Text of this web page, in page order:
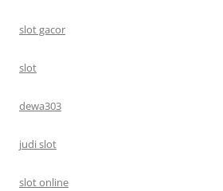
slot gacor
slot
dewa303
judi slot
slot online